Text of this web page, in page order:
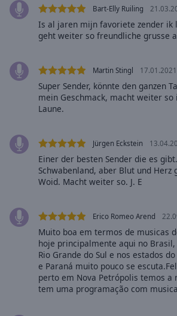
Opacity
Area
Background
Text
Edge
Bart-Elly Ruiling
Is al jaren mijn favoriete zender ik
geht weiter so freundliche grusse
Martin Stingl 17.01.2021
Super Sender, könnte den ganzen
mein Geschmack, macht weiter
Laune.
Jürgen Eckstein
Einer der besten Sender die es
Schwabenland, aber Blut und Herz
Woid. Macht weiter so. J. E
Erico Romeo Arend
Muito boa em termos de musicas
hoje principalmente aqui no
Rio Grande do Sul e nos estados
e Paraná muito pouco se
perto em Nova Petrópolis temos a
tem uma programação com